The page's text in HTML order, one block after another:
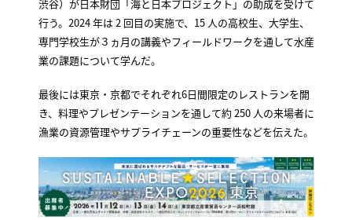
渋谷）が日本財団「海と日本プロジェクト」の助成を受けて
行う。2024 年は 2 回目の実施で、15 人の高校生、大学生、
専門学校生が３ヵ月の講義やフィールドワークを通して水産
業の課題について学んだ。
最後には東京・京都でそれぞれ6日間限定のレストランを開
き、料理やプレゼンテーションを通して約 250 人の来場者に
漁業の資源管理やサプライチェーンの重要性などを伝えた。